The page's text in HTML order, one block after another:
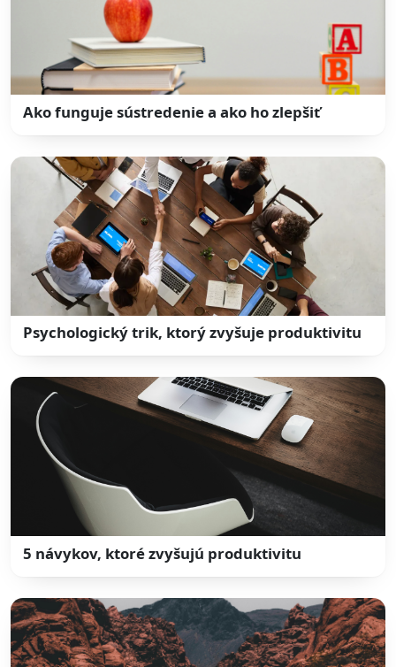
Ako funguje sústredenie a ako ho zlepšiť
Psychologický trik, ktorý zvyšuje produktivitu
5 návykov, ktoré zvyšujú produktivitu